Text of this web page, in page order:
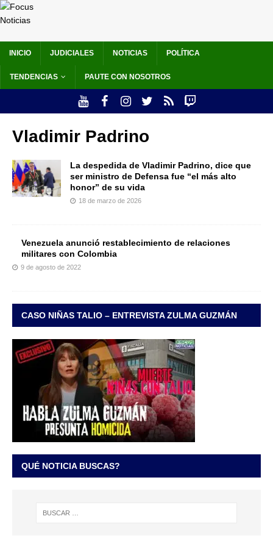
INICIO JUDICIALES NOTICIAS POLÍTICA
TENDENCIAS PAUTE CON NOSOTROS
Vladimir Padrino
La despedida de Vladimir Padrino, dice que
ser ministro de Defensa fue “el más alto
honor” de su vida
18 de marzo de 2026
Venezuela anunció restablecimiento de relaciones
militares con Colombia
9 de agosto de 2022
CASO NIÑAS TALIO – ENTREVISTA ZULMA GUZMÁN
QUÉ NOTICIA BUSCAS?